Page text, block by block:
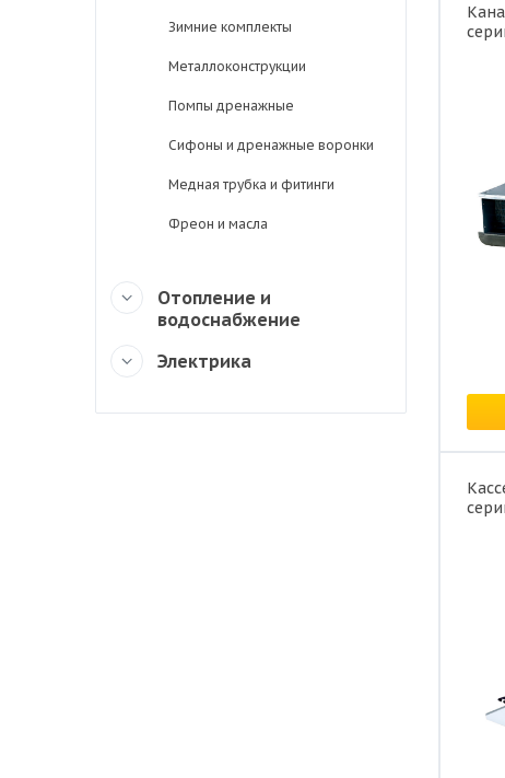
Зимние комплекты
Металлоконструкции
Помпы дренажные
Сифоны и дренажные воронки
Медная трубка и фитинги
Фреон и масла
Отопление и
водоснабжение
Электрика